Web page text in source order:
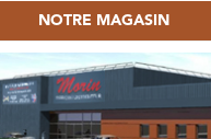
NOTRE MAGASIN